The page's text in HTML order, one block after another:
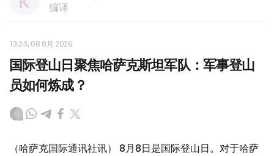
编译
13:23, 08 8月 2026
国际登山日聚焦哈萨克斯坦军队：军事登山
员如何炼成？
（哈萨克国际通讯社讯） 8月8日是国际登山日。对于哈萨